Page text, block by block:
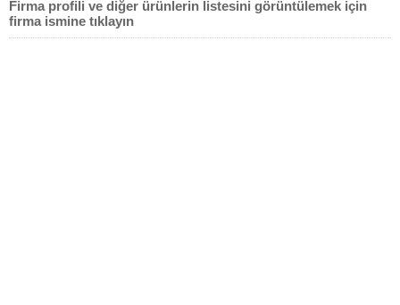
Firma profili ve diğer ürünlerin listesini görüntülemek için
firma ismine tıklayın